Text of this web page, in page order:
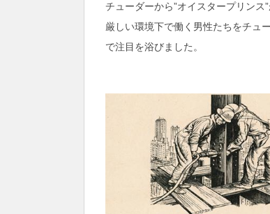
チューダーから”オイスタープリンス”
厳しい環境下で働く男性たちをチュ
で注目を浴びました。